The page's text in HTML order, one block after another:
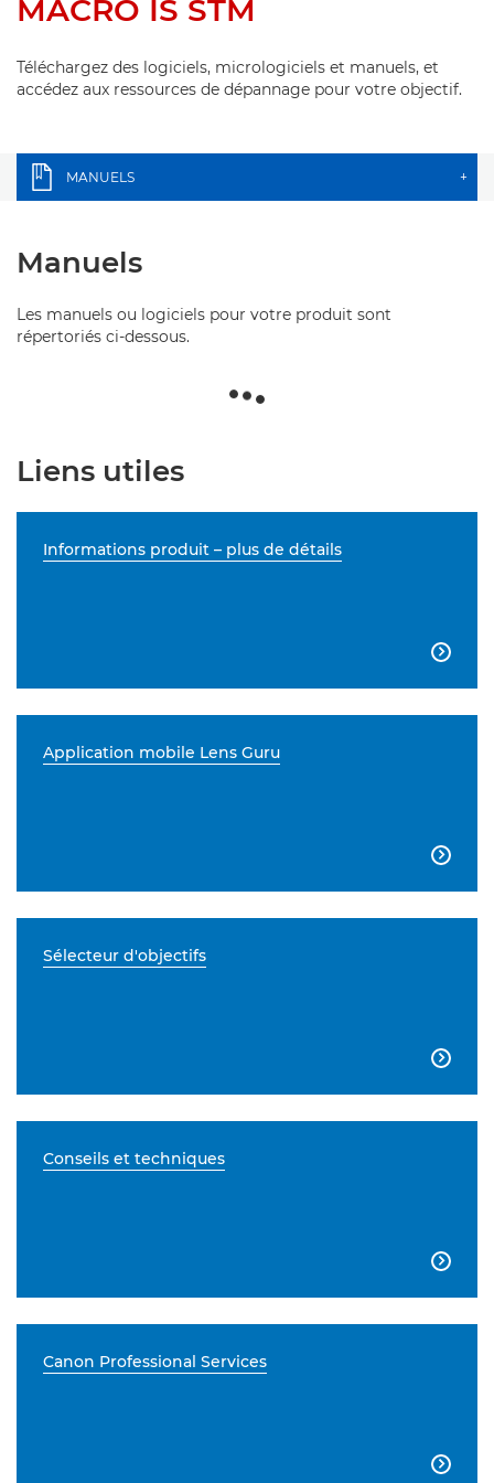
MACRO IS STM
Téléchargez des logiciels, micrologiciels et manuels, et
accédez aux ressources de dépannage pour votre objectif.
MANUELS +
Manuels
Les manuels ou logiciels pour votre produit sont
répertoriés ci-dessous.
Liens utiles
Informations produit – plus de détails

Application mobile Lens Guru

Sélecteur d'objectifs

Conseils et techniques

Canon Professional Services
